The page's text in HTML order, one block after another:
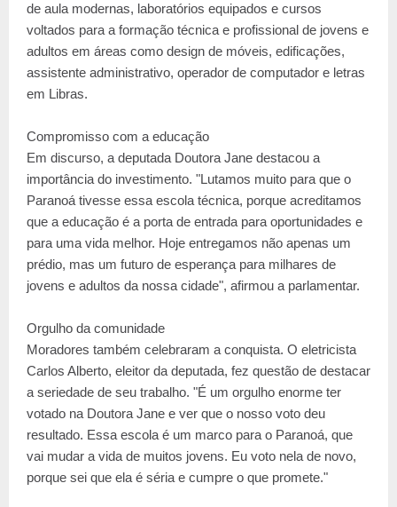
de aula modernas, laboratórios equipados e cursos
voltados para a formação técnica e profissional de jovens e
adultos em áreas como design de móveis, edificações,
assistente administrativo, operador de computador e letras
em Libras.
Compromisso com a educação
Em discurso, a deputada Doutora Jane destacou a
importância do investimento. "Lutamos muito para que o
Paranoá tivesse essa escola técnica, porque acreditamos
que a educação é a porta de entrada para oportunidades e
para uma vida melhor. Hoje entregamos não apenas um
prédio, mas um futuro de esperança para milhares de
jovens e adultos da nossa cidade", afirmou a parlamentar.
Orgulho da comunidade
Moradores também celebraram a conquista. O eletricista
Carlos Alberto, eleitor da deputada, fez questão de destacar
a seriedade de seu trabalho. "É um orgulho enorme ter
votado na Doutora Jane e ver que o nosso voto deu
resultado. Essa escola é um marco para o Paranoá, que
vai mudar a vida de muitos jovens. Eu voto nela de novo,
porque sei que ela é séria e cumpre o que promete."